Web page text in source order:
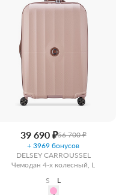
39 690 ₽56 700 ₽
+ 3969 бонусов
DELSEY CARROUSSEL
Чемодан 4-х колесный, L
S
L